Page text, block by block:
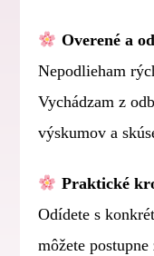
Overené a
Nepodlieham
Vychádzam z
výskumov a
Praktické
Odídete s
môžete